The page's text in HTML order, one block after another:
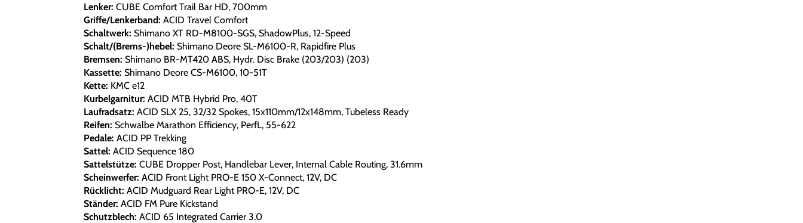
Lenker: CUBE Comfort Trail Bar HD, 700mm
Griffe/Lenkerband: ACID Travel Comfort
Schaltwerk: Shimano XT RD-M8100-SGS, ShadowPlus, 12-Speed
Schalt/(Brems-)hebel: Shimano Deore SL-M6100-R, Rapidfire Plus
Bremsen: Shimano BR-MT420 ABS, Hydr. Disc Brake (203/203) (203)
Kassette: Shimano Deore CS-M6100, 10-51T
Kette: KMC e12
Kurbelgarnitur: ACID MTB Hybrid Pro, 40T
Laufradsatz: ACID SLX 25, 32/32 Spokes, 15x110mm/12x148mm, Tubeless Ready
Reifen: Schwalbe Marathon Efficiency, PerfL, 55-622
Pedale: ACID PP Trekking
Sattel: ACID Sequence 180
Sattelstütze: CUBE Dropper Post, Handlebar Lever, Internal Cable Routing, 31.6mm
Scheinwerfer: ACID Front Light PRO-E 150 X-Connect, 12V, DC
Rücklicht: ACID Mudguard Rear Light PRO-E, 12V, DC
Ständer: ACID FM Pure Kickstand
Schutzblech: ACID 65 Integrated Carrier 3.0